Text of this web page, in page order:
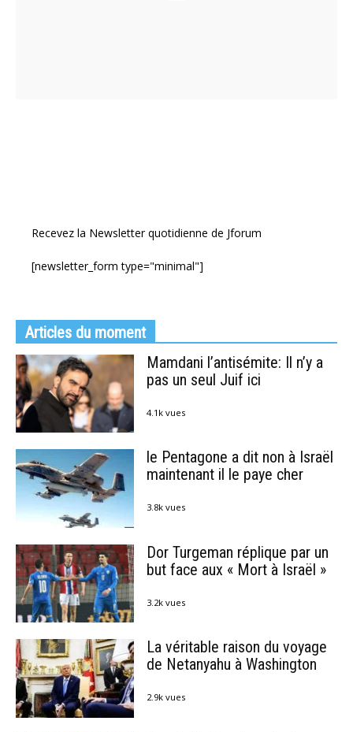
Recevez la Newsletter quotidienne de Jforum
[newsletter_form type="minimal"]
Articles du moment
Mamdani l’antisémite: Il n’y a
pas un seul Juif ici
4.1k vues
le Pentagone a dit non à Israël
maintenant il le paye cher
3.8k vues
Dor Turgeman réplique par un
but face aux « Mort à Israël »
3.2k vues
La véritable raison du voyage
de Netanyahu à Washington
2.9k vues